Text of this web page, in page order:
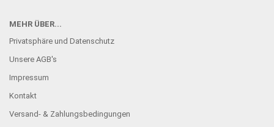
MEHR ÜBER...
Privatsphäre und Datenschutz
Unsere AGB's
Impressum
Kontakt
Versand- & Zahlungsbedingungen